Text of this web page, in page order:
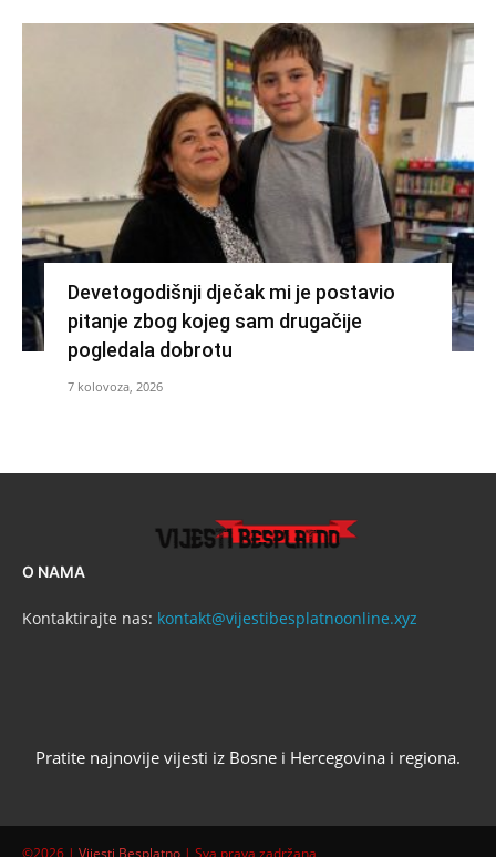
Devetogodišnji dječak mi je postavio
pitanje zbog kojeg sam drugačije
pogledala dobrotu
7 kolovoza, 2026
O NAMA
Kontaktirajte nas: kontakt@vijestibesplatnoonline.xyz
Pratite najnovije vijesti iz Bosne i Hercegovina i regiona.